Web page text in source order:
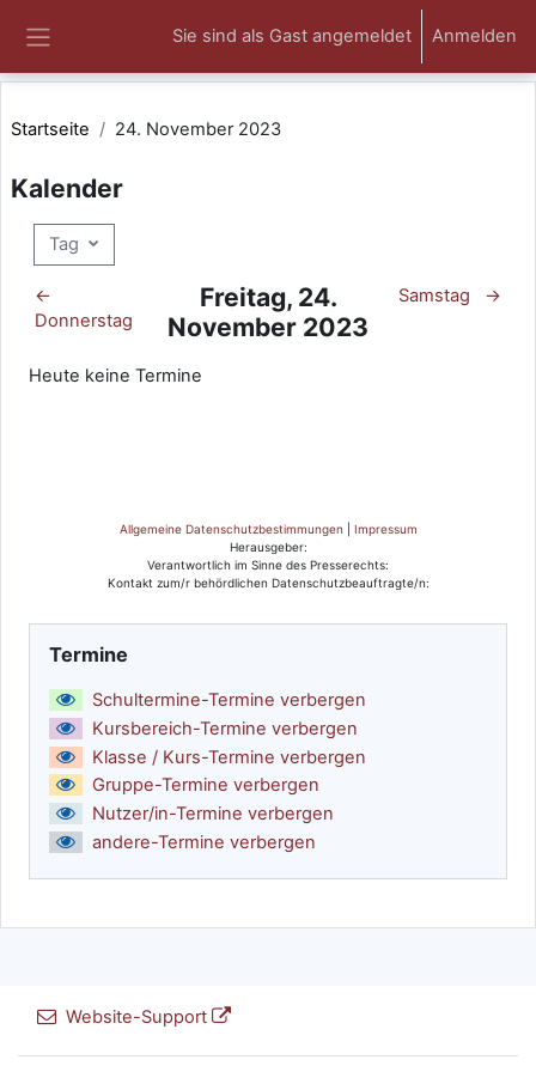
Sie sind als Gast angemeldet Anmelden
Startseite 24. November 2023
Kalender
Tag
←
Donnerstag
Freitag, 24.
November 2023
Samstag →
Heute keine Termine
Allgemeine Datenschutzbestimmungen
Impressum
Herausgeber:
Verantwortlich im Sinne des Presserechts:
Kontakt zum/r behördlichen Datenschutzbeauftragte/n:
Termine
Schultermine-Termine verbergen
Kursbereich-Termine verbergen
Klasse / Kurs-Termine verbergen
Gruppe-Termine verbergen
Nutzer/in-Termine verbergen
andere-Termine verbergen
Website-Support